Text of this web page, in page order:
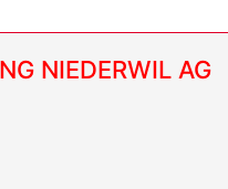
NIEDERWIL AG